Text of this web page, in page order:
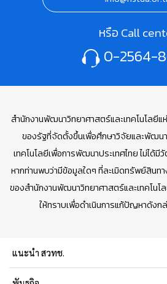
หรือ Call
0-2564-
สำนักงานพัฒนาวิทยาศาสตร์และเทคโนโลยีแ
ของรัฐที่จัดตั้งขึ้นเพื่อศึกษาวิจัยและพัฒน
เทคโนโลยีเพื่อการพัฒนาประเทศไทย ไม่ได้มี
หากท่านพบว่ามีข้อมูลใดๆ ที่ละเมิดทรัพย์สิน
ของสำนักงานพัฒนาวิทยาศาสตร์และเทคโนโ
ให้ทราบเพื่อดำเนินการแก้ปัญหาดังก
แนะนำ สวทช.